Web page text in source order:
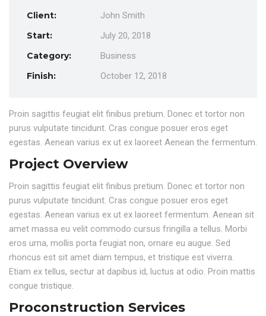
Client:
John Smith
Start:
July 20, 2018
Category:
Business
Finish:
October 12, 2018
Proin sagittis feugiat elit finibus pretium. Donec et tortor non
purus vulputate tincidunt. Cras congue posuer eros eget
egestas. Aenean varius ex ut ex laoreet Aenean the fermentum.
Project Overview
Proin sagittis feugiat elit finibus pretium. Donec et tortor non
purus vulputate tincidunt. Cras congue posuer eros eget
egestas. Aenean varius ex ut ex laoreet fermentum. Aenean sit
amet massa eu velit commodo cursus fringilla a tellus. Morbi
eros urna, mollis porta feugiat non, ornare eu augue. Sed
rhoncus est sit amet diam tempus, et tristique est viverra.
Etiam ex tellus, sectur at dapibus id, luctus at odio. Proin mattis
congue tristique.
Proconstruction Services